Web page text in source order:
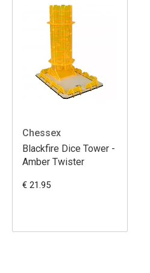
Chessex
Blackfire Dice Tower -
Amber Twister
€ 21.95